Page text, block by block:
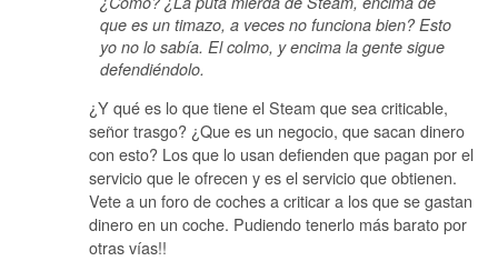
que es un timazo, a veces no funciona bien? Esto
yo no lo sabía. El colmo, y encima la gente sigue
defendiéndolo.
¿Y qué es lo que tiene el Steam que sea criticable,
señor trasgo? ¿Que es un negocio, que sacan dinero
con esto? Los que lo usan defienden que pagan por el
servicio que le ofrecen y es el servicio que obtienen.
Vete a un foro de coches a criticar a los que se gastan
dinero en un coche. Pudiendo tenerlo más barato por
otras vías!!